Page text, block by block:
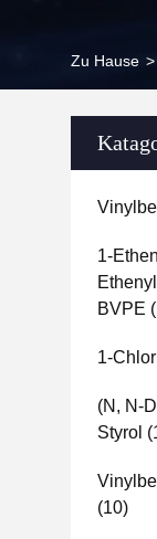
Zu Hause >
1-
BVPE
1-
(N, N-
Styrol
(10)